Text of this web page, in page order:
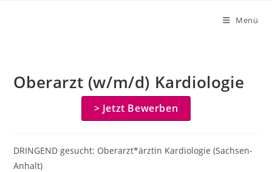
Menü
Oberarzt (w/m/d) Kardiologie
> Jetzt Bewerben
DRINGEND gesucht: Oberarzt*ärztin Kardiologie (Sachsen-
Anhalt)